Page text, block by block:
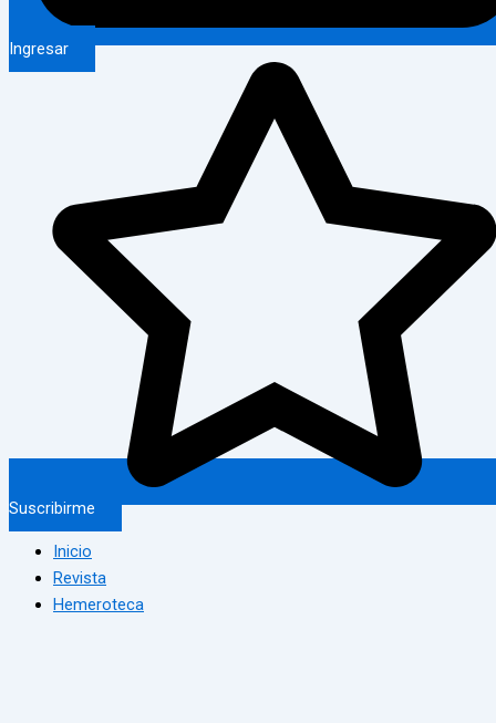
Ingresar
Suscribirme
Inicio
Revista
Hemeroteca